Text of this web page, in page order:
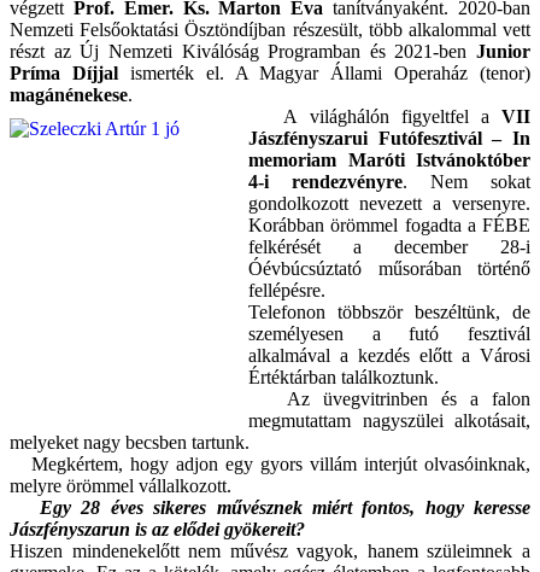
végzett Prof. Emer. Ks. Marton Éva tanítványaként. 2020-ban
Nemzeti Felsőoktatási Ösztöndíjban részesült, több alkalommal vett
részt az Új Nemzeti Kiválóság Programban és 2021-ben Junior
Príma Díjjalismerték el. A Magyar Állami Operaház (tenor)
magánénekese.
A világhálón figyeltfel aVII
Jászfényszarui Futófesztivál – In
memoriam Maróti Istvánoktóber
4-i rendezvényre. Nem sokat
gondolkozott nevezett a versenyre.
Korábban örömmel fogadta a FÉBE
felkérését a december 28-i
Óévbúcsúztató műsorában történő
fellépésre.
Telefonon többször beszéltünk, de
személyesen a futó fesztivál
alkalmával a kezdés előtt a Városi
Értéktárban találkoztunk.
Az üvegvitrinben és a falon
megmutattam nagyszülei alkotásait,
melyeket nagy becsben tartunk.
Megkértem, hogy adjon egy gyors villám interjút olvasóinknak,
melyre örömmel vállalkozott.
Egy 28 éves sikeres művésznek miért fontos, hogy keresse
Jászfényszarun is az elődei gyökereit?
Hiszen mindenekelőtt nem művész vagyok, hanem szüleimnek a